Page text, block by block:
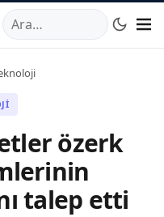
34520TRTelefon:0850
özerk
talep etti